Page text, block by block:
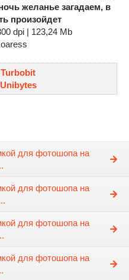
желанье загадаем, в
произойдет
dpi | 123,24 Mb
Turbobit
Unibytes
для фотошопа на
для фотошопа на
для фотошопа на
для фотошопа на